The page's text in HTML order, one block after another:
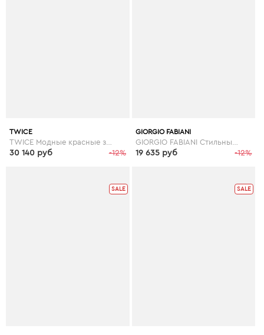
TWICE
-12%
30 140 руб
GIORGIO FABIANI
-12%
19 635 руб
SALE SALE